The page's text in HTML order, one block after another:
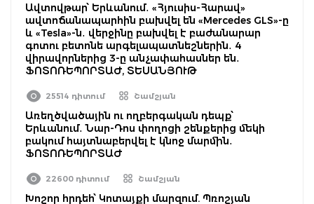
Ավտովթար՝ Երևանում․ «Հյուսիս-Հարավ»
ավտոճանապարհին բախվել են «Mercedes GLS»-ը
և «Tesla»-ն․ վերջինը բախվել է բաժանարար
գոտու բետոնե արգելապատնեշներին․ 4
վիրավորներից 3-ը անչափահասներ են․
ՖՈՏՈՌԵՊՈՐՏԱԺ, ՏԵՍԱՆՅՈՒԹ
25514 դիտում Շամշյան
Առեղծվածային ու ողբերգական դեպք՝
Երևանում․ Նար-Դոս փողոցի շենքերից մեկի
բակում հայտնաբերվել է կնոջ մարմին․
ՖՈՏՈՌԵՊՈՐՏԱԺ
22600 դիտում Շամշյան
Խոշոր հրդեհ՝ Կոտայքի մարզում. Պռոշյան